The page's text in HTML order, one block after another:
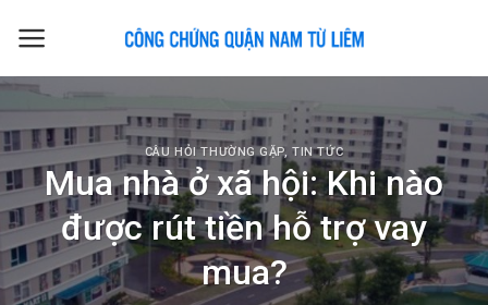
CÂU HỎI THƯỜNG GẶP,TIN TỨC
Mua nhà ở xã hội: Khi nào
được rút tiền hỗ trợ vay
mua?